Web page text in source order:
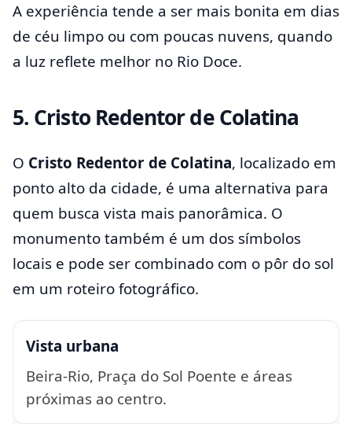
A experiência tende a ser mais bonita em dias
de céu limpo ou com poucas nuvens, quando
a luz reflete melhor no Rio Doce.
5. Cristo Redentor de Colatina
O Cristo Redentor de Colatina, localizado em
ponto alto da cidade, é uma alternativa para
quem busca vista mais panorâmica. O
monumento também é um dos símbolos
locais e pode ser combinado com o pôr do sol
em um roteiro fotográfico.
Vista urbana
Beira-Rio, Praça do Sol Poente e áreas
próximas ao centro.